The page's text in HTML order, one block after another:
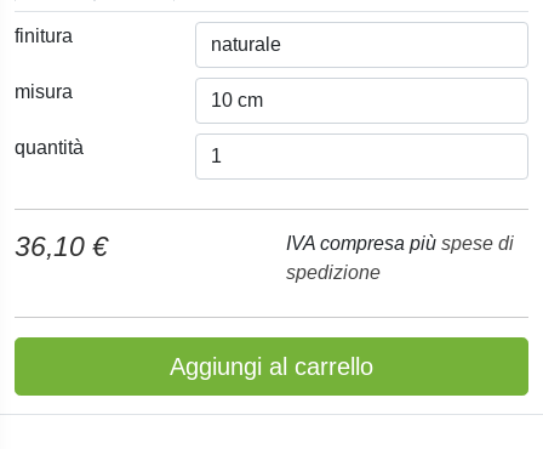
finitura
misura
quantità
36,10 € IVA compresa più spese di
spedizione
Aggiungi al carrello